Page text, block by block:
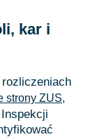
kar i
rozliczeniach
strony ZUS,